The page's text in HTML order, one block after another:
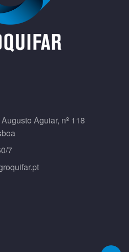
Aguiar, nº 118
7